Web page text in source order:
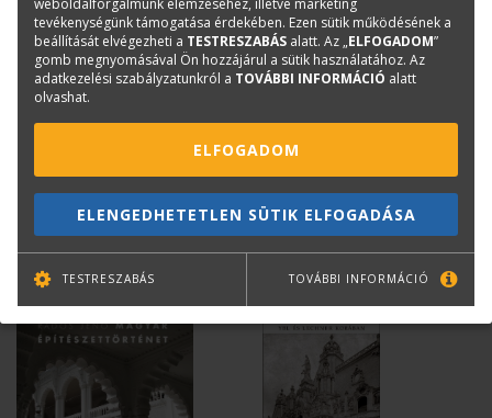
Kérdése van?
Bernáth Klára
Könyvesboltvezető
konyvrendeles@terc.hu
Mások ezt is megvásárolták...
weboldalforgalmunk elemzéséhez, illetve marketing
tevékenységünk támogatása érdekében. Ezen sütik működésének a
beállítását elvégezheti a TESTRESZABÁS alatt. Az „ELFOGADOM”
gomb megnyomásával Ön hozzájárul a sütik használatához. Az
adatkezelési szabályzatunkról a TOVÁBBI INFORMÁCIÓ alatt
olvashat.
ELFOGADOM
ELENGEDHETETLEN SÜTIK ELFOGADÁSA
TESTRESZABÁS TOVÁBBI INFORMÁCIÓ